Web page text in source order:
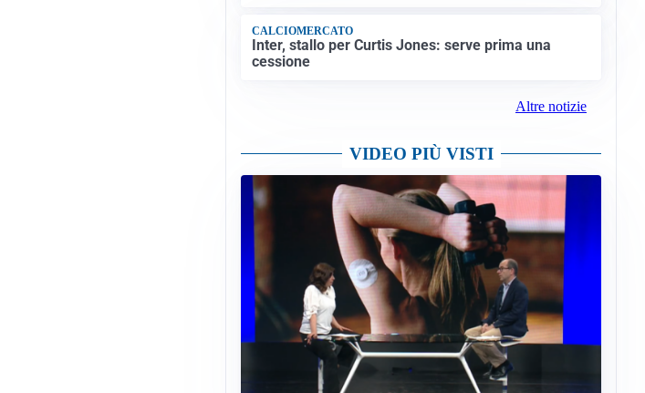
CALCIOMERCATO
Inter, stallo per Curtis Jones: serve prima una
cessione
Altre notizie
VIDEO PIÙ VISTI